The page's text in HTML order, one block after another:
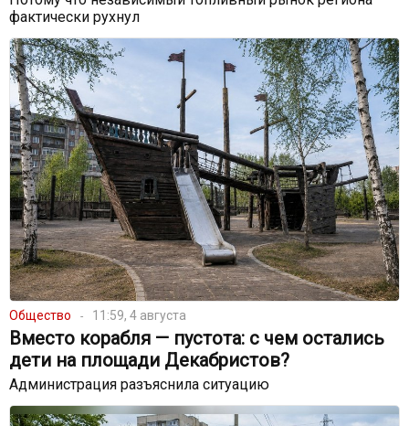
фактически рухнул
Общество 11:59, 4 августа
Вместо корабля — пустота: с чем остались
дети на площади Декабристов?
Администрация разъяснила ситуацию